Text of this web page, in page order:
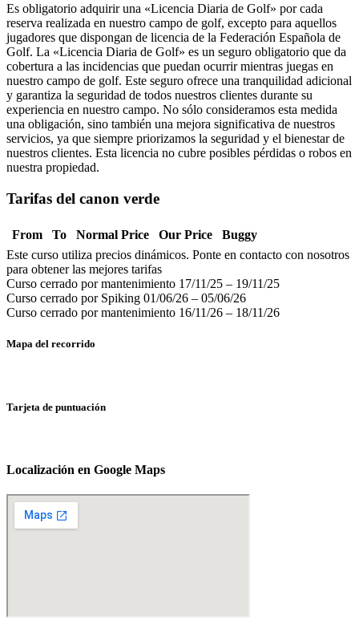
Es obligatorio adquirir una «Licencia Diaria de Golf» por cada
reserva realizada en nuestro campo de golf, excepto para aquellos
jugadores que dispongan de licencia de la Federación Española de
Golf. La «Licencia Diaria de Golf» es un seguro obligatorio que da
cobertura a las incidencias que puedan ocurrir mientras juegas en
nuestro campo de golf. Este seguro ofrece una tranquilidad adicional
y garantiza la seguridad de todos nuestros clientes durante su
experiencia en nuestro campo. No sólo consideramos esta medida
una obligación, sino también una mejora significativa de nuestros
servicios, ya que siempre priorizamos la seguridad y el bienestar de
nuestros clientes. Esta licencia no cubre posibles pérdidas o robos en
nuestra propiedad.
Tarifas del canon verde
From To Normal Price Our Price
Buggy
Este curso utiliza precios dinámicos. Ponte en contacto con nosotros
para obtener las mejores tarifas
Curso cerrado por mantenimiento 17/11/25 – 19/11/25
Curso cerrado por Spiking 01/06/26 – 05/06/26
Curso cerrado por mantenimiento 16/11/26 – 18/11/26
Mapa del recorrido
Tarjeta de puntuación
Localización en Google Maps